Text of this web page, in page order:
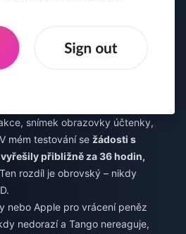
snímek obrazovky účtenky,
mém testování se žádosti s
přibližně za 36 hodin,
rozdíl je obrovský – nikdy
nebo Apple pro vrácení peněz
nedorazí a Tango nereaguje,